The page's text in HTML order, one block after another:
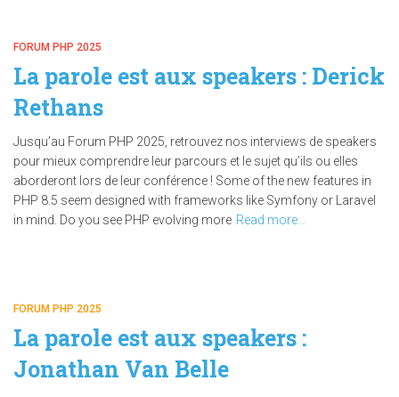
FORUM PHP 2025
La parole est aux speakers : Derick
Rethans
Jusqu’au Forum PHP 2025, retrouvez nos interviews de speakers
pour mieux comprendre leur parcours et le sujet qu’ils ou elles
aborderont lors de leur conférence ! Some of the new features in
PHP 8.5 seem designed with frameworks like Symfony or Laravel
in mind. Do you see PHP evolving more Read more…
FORUM PHP 2025
La parole est aux speakers :
Jonathan Van Belle